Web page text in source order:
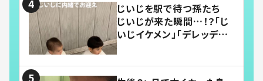
じいじを駅で待つ孫たち
じいじが来た瞬間…！？「じ
いじイケメン」「デレッデレ」